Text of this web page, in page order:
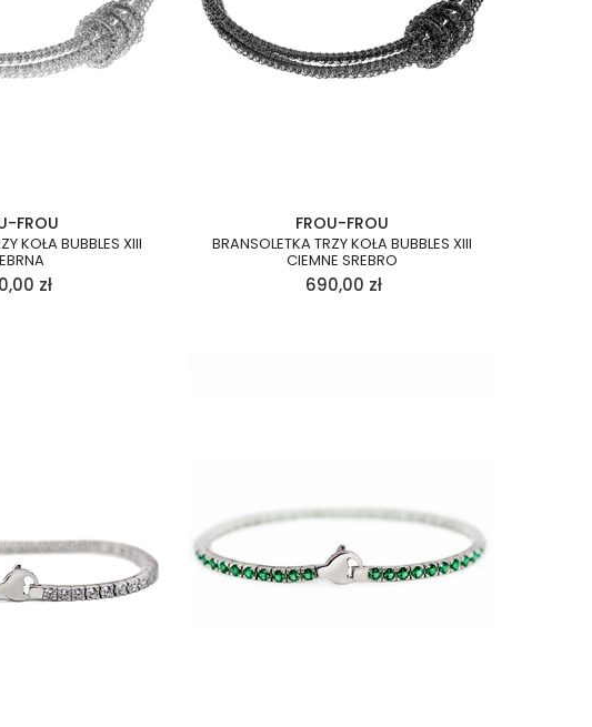
FROU
KOŁA BUBBLES XIII
zł
FROU-FROU
BRANSOLETKA TRZY KOŁA BUBBLES XIII
CIEMNE SREBRO
690,00 zł